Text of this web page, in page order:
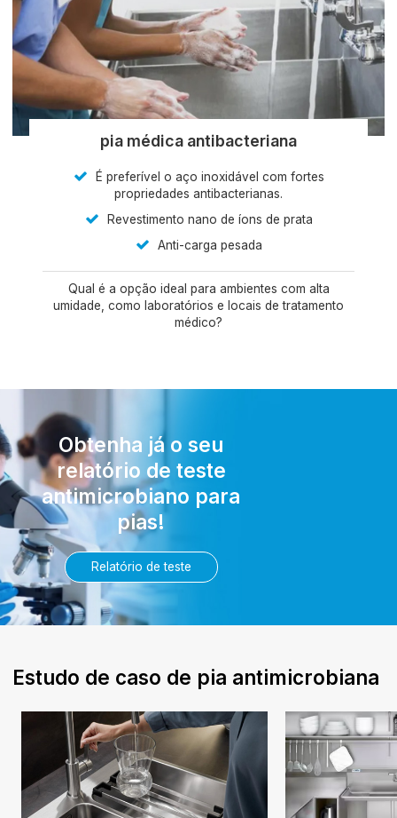
pia médica antibacteriana
É preferível o aço inoxidável com fortes
propriedades antibacterianas.
Revestimento nano de íons de prata
Anti-carga pesada
Qual é a opção ideal para ambientes com alta
umidade, como laboratórios e locais de tratamento
médico?
Obtenha já o seu
relatório de teste
antimicrobiano para
pias!
Relatório de teste
Estudo de caso de pia antimicrobiana